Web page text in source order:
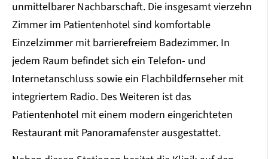
unmittelbarer Nachbarschaft. Die insgesamt vierzehn
Zimmer im Patientenhotel sind komfortable
Einzelzimmer mit barrierefreiem Badezimmer. In
jedem Raum befindet sich ein Telefon- und
Internetanschluss sowie ein Flachbildfernseher mit
integriertem Radio. Des Weiteren ist das
Patientenhotel mit einem modern eingerichteten
Restaurant mit Panoramafenster ausgestattet.